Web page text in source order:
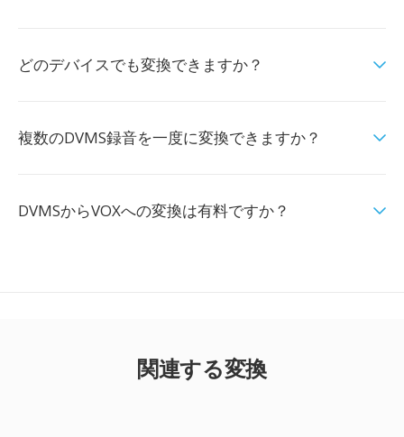
どのデバイスでも変換できますか？
複数のDVMS録音を一度に変換できますか？
DVMSからVOXへの変換は有料ですか？
関連する変換